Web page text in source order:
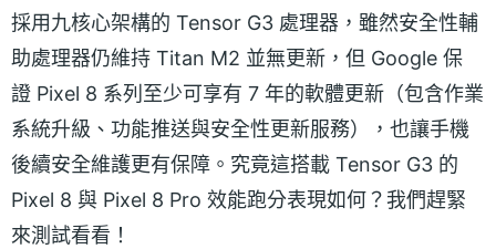
採用九核心架構的 Tensor G3 處理器，雖然安全性輔
助處理器仍維持 Titan M2 並無更新，但 Google 保
證 Pixel 8 系列至少可享有 7 年的軟體更新（包含作業
系統升級、功能推送與安全性更新服務），也讓手機
後續安全維護更有保障。究竟這搭載 Tensor G3 的
Pixel 8 與 Pixel 8 Pro 效能跑分表現如何？我們趕緊
來測試看看！